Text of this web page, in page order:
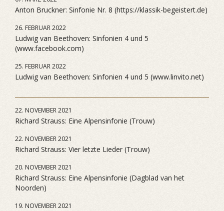
Anton Bruckner: Sinfonie Nr. 8 (https://klassik-begeistert.de)
26. FEBRUAR 2022
Ludwig van Beethoven: Sinfonien 4 und 5
(www.facebook.com)
25. FEBRUAR 2022
Ludwig van Beethoven: Sinfonien 4 und 5 (www.linvito.net)
22. NOVEMBER 2021
Richard Strauss: Eine Alpensinfonie (Trouw)
22. NOVEMBER 2021
Richard Strauss: Vier letzte Lieder (Trouw)
20. NOVEMBER 2021
Richard Strauss: Eine Alpensinfonie (Dagblad van het
Noorden)
19. NOVEMBER 2021